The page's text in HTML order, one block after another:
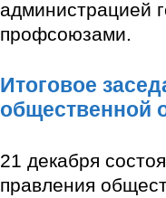
администрацией
профсоюзами.
Итоговое
общественной
21 декабря
правления